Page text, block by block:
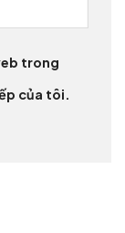
trong
của tôi.